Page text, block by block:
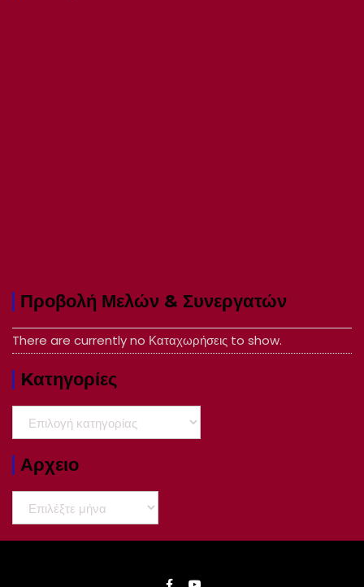
Προβολή Μελών & Συνεργατών
There are currently no Καταχωρήσεις to show.
Kατηγορίες
Kατηγορίες
Αρχειο
Αρχειο